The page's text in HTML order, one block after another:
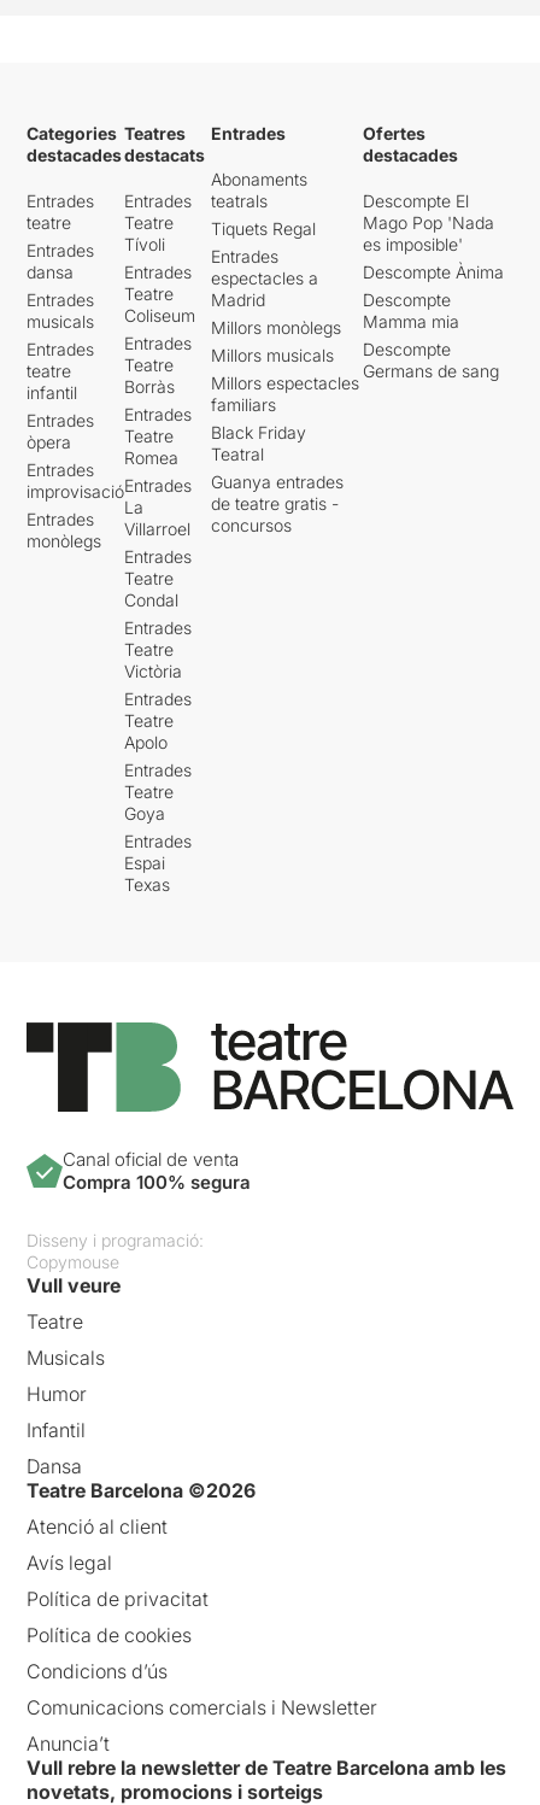
Categories
destacades
Entrades
teatre
Entrades
dansa
Entrades
musicals
Entrades
teatre
infantil
Entrades
òpera
Entrades
improvisació
Entrades
monòlegs
Teatres
destacats
Entrades
Teatre
Tívoli
Entrades
Teatre
Coliseum
Entrades
Teatre
Borràs
Entrades
Teatre
Romea
Entrades
La
Villarroel
Entrades
Teatre
Condal
Entrades
Teatre
Victòria
Entrades
Teatre
Apolo
Entrades
Teatre
Goya
Entrades
Espai
Texas
Entrades
Abonaments
teatrals
Tiquets Regal
Entrades
espectacles a
Madrid
Millors monòlegs
Millors musicals
Millors espectacles
familiars
Black Friday
Teatral
Guanya entrades
de teatre gratis -
concursos
Ofertes
destacades
Descompte El
Mago Pop 'Nada
es imposible'
Descompte Ànima
Descompte
Mamma mia
Descompte
Germans de sang
Canal oficial de venta
Compra 100% segura
Disseny i programació:
Copymouse
Vull veure
Teatre
Musicals
Humor
Infantil
Dansa
Teatre Barcelona ©2026
Atenció al client
Avís legal
Política de privacitat
Política de cookies
Condicions d’ús
Comunicacions comercials i Newsletter
Anuncia’t
Vull rebre la newsletter de Teatre Barcelona amb les
novetats, promocions i sorteigs